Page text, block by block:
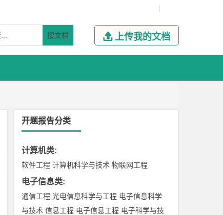
|
搜文档  上传我的文档
开题报告分类
计算机类:
软件工程 计算机科学与技术 物联网工程
电子信息类:
通信工程 光电信息科学与工程 电子信息科学
与技术 信息工程 电子信息工程 电子科学与技